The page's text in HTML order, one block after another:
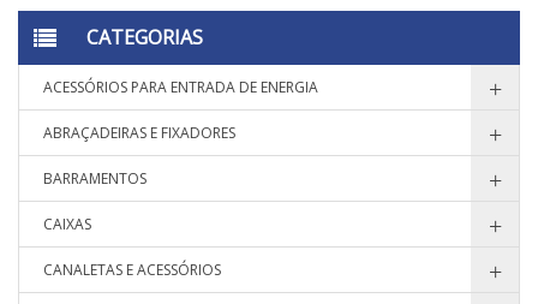
CATEGORIAS
ACESSÓRIOS PARA ENTRADA DE ENERGIA
ABRAÇADEIRAS E FIXADORES
BARRAMENTOS
CAIXAS
CANALETAS E ACESSÓRIOS